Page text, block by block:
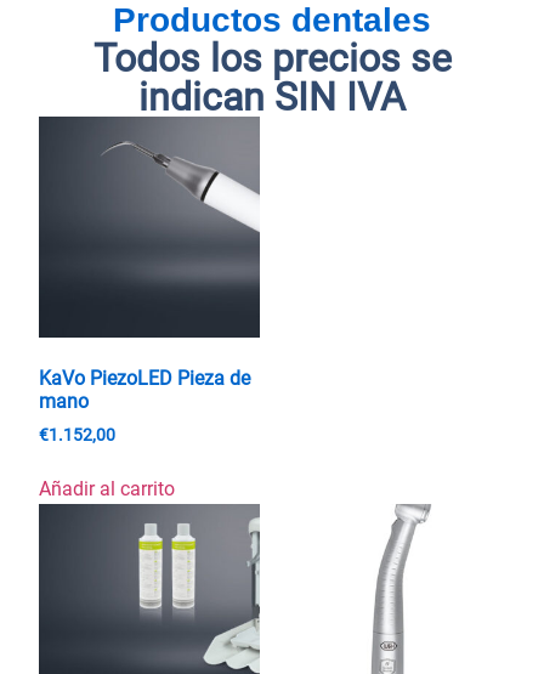
Productos dentales
Todos los precios se
indican SIN IVA
KaVo PiezoLED Pieza de
mano
€1.152,00
Añadir al carrito